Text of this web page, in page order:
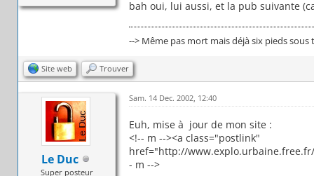
bah oui, lui aussi, et la pub suivante
--> Même pas mort mais déjà six pieds sous
Site web Trouver
Le Duc
Super posteur
Sam. 14 Dec. 2002, 12:40
Euh, mise à jour de mon site :
<!-- m --><a class="postlink"
href="http://
- m -->